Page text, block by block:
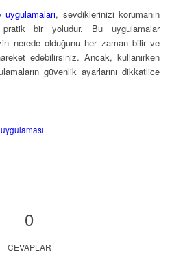
, sevdiklerinizi korumanın
bir yoludur. Bu uygulamalar
nerede olduğunu her zaman bilir ve
edebilirsiniz. Ancak, kullanırken
güvenlik ayarlarını dikkatlice
0
CEVAPLAR